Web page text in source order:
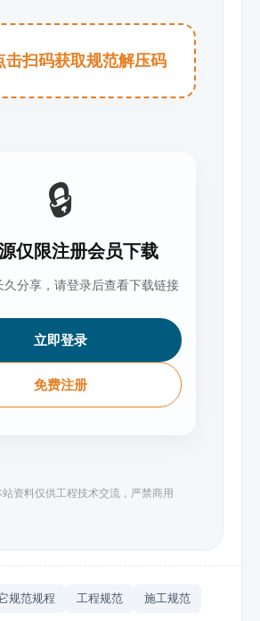
击扫码获取规范解压码
🔒
仅限注册会员下载
久分享，请登录后查看下载链接
立即登录
免费注册
资料仅供工程技术交流，严禁商用
规范规程 工程规范 施工规范